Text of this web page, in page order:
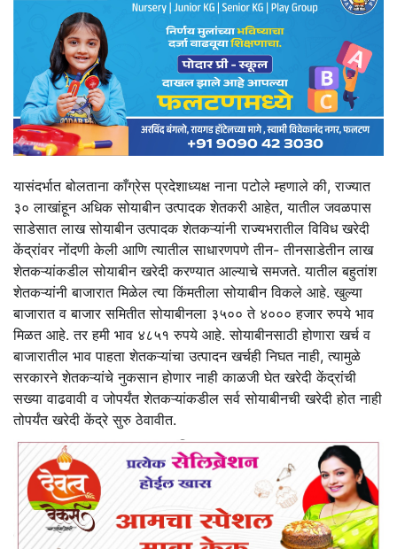
यासंदर्भात बोलताना काँग्रेस प्रदेशाध्यक्ष नाना पटोले म्हणाले की, राज्यात
३० लाखांहून अधिक सोयाबीन उत्पादक शेतकरी आहेत, यातील जवळपास
साडेसात लाख सोयाबीन उत्पादक शेतकऱ्यांनी राज्यभरातील विविध खरेदी
केंद्रांवर नोंदणी केली आणि त्यातील साधारणपणे तीन- तीनसाडेतीन लाख
शेतकऱ्यांकडील सोयाबीन खरेदी करण्यात आल्याचे समजते. यातील बहुतांश
शेतकऱ्यांनी बाजारात मिळेल त्या किंमतीला सोयाबीन विकले आहे. खुल्या
बाजारात व बाजार समितीत सोयाबीनला ३५०० ते ४००० हजार रुपये भाव
मिळत आहे. तर हमी भाव ४८५१ रुपये आहे. सोयाबीनसाठी होणारा खर्च व
बाजारातील भाव पाहता शेतकऱ्यांचा उत्पादन खर्चही निघत नाही, त्यामुळे
सरकारने शेतकऱ्यांचे नुकसान होणार नाही काळजी घेत खरेदी केंद्रांची
सख्या वाढवावी व जोपर्यंत शेतकऱ्यांकडील सर्व सोयाबीनची खरेदी होत नाही
तोपर्यंत खरेदी केंद्रे सुरु ठेवावीत.